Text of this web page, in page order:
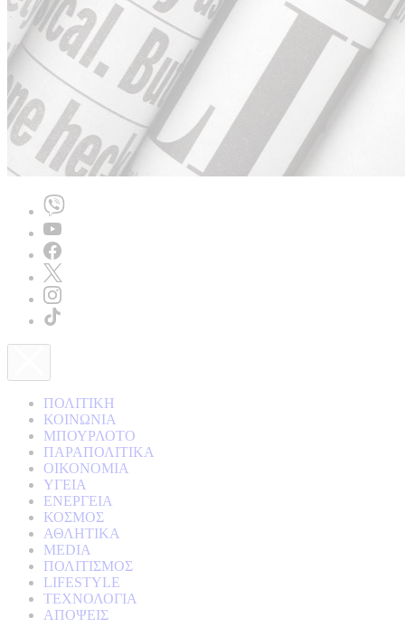
ΠΟΛΙΤΙΚΗ
ΚΟΙΝΩΝΙΑ
ΜΠΟΥΡΛΟΤΟ
ΠΑΡΑΠΟΛΙΤΙΚΑ
ΟΙΚΟΝΟΜΙΑ
ΥΓΕΙΑ
ΕΝΕΡΓΕΙΑ
ΚΟΣΜΟΣ
ΑΘΛΗΤΙΚΑ
MEDIA
ΠΟΛΙΤΙΣΜΟΣ
LIFESTYLE
ΤΕΧΝΟΛΟΓΙΑ
ΑΠΟΨΕΙΣ